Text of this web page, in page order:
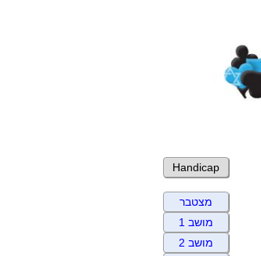
Handicap
מצטבר
מושב 1
מושב 2